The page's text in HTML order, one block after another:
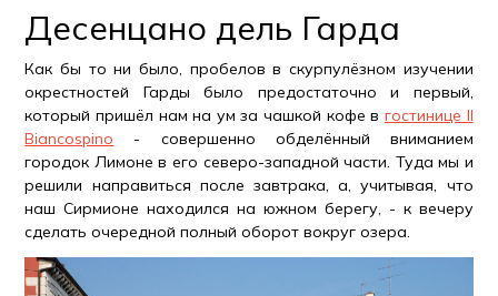
Десенцано дель Гарда
Как бы то ни было, пробелов в скурпулёзном изучении
окрестностей Гарды было предостаточно и первый,
который пришёл нам на ум за чашкой кофе в гостинице Il
Biancospino - совершенно обделённый вниманием
городок Лимоне в его северо-западной части. Туда мы и
решили направиться после завтрака, а, учитывая, что
наш Сирмионе находился на южном берегу, - к вечеру
сделать очередной полный оборот вокруг озера.